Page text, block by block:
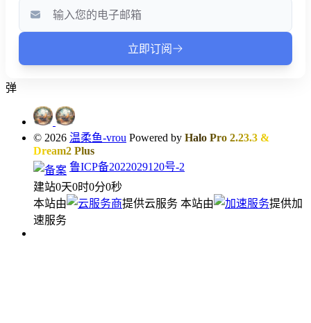
弹
© 2026 温柔鱼-vrou Powered by Halo Pro 2.23.3 &
Dream2 Plus
鲁ICP备2022029120号-2
建站0天0时0分0秒
本站由
提供云服务 本站由
提供加
速服务